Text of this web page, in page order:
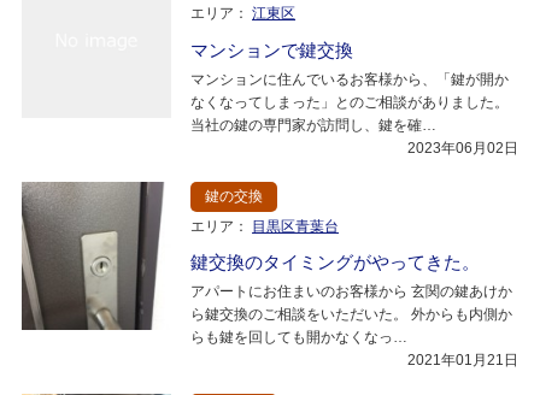
エリア： 江東区
マンションで鍵交換
マンションに住んでいるお客様から、「鍵が開か
なくなってしまった」とのご相談がありました。
当社の鍵の専門家が訪問し、鍵を確…
2023年06月02日
鍵の交換
エリア：
目黒区青葉台
鍵交換のタイミングがやってきた。
アパートにお住まいのお客様から 玄関の鍵あけか
ら鍵交換のご相談をいただいた。 外からも内側か
らも鍵を回しても開かなくなっ…
2021年01月21日